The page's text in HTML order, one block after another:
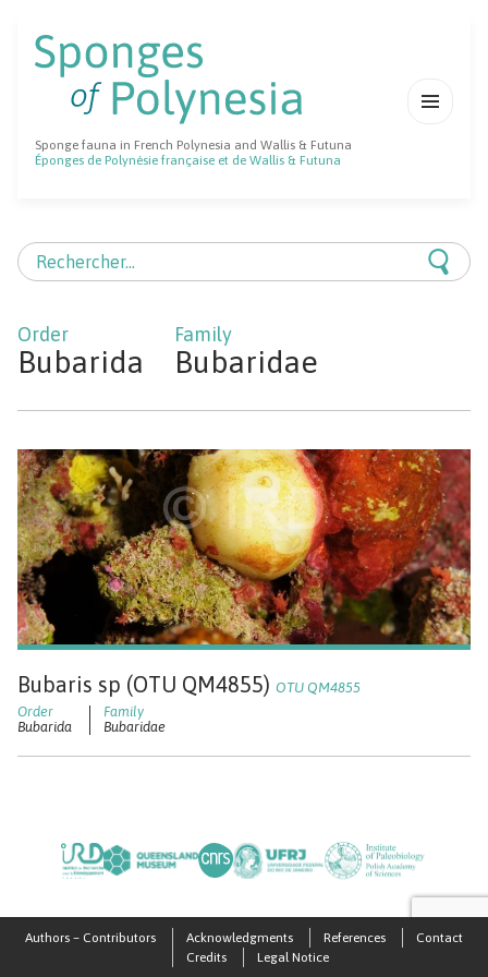
Sponge fauna in French Polynesia and Wallis & Futuna
Éponges de Polynésie française et de Wallis & Futuna
Rechercher :
Bubarida Bubaridae
Bubaris sp (OTU QM4855) OTU QM4855
Bubarida Bubaridae
Authors – Contributors Acknowledgments References
Contact
Credits
Legal Notice